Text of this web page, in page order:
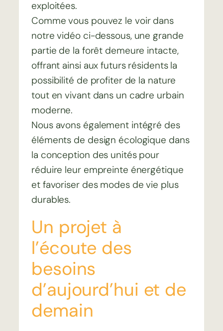
exploitées.
Comme vous pouvez le voir dans
notre vidéo ci-dessous, une grande
partie de la forêt demeure intacte,
offrant ainsi aux futurs résidents la
possibilité de profiter de la nature
tout en vivant dans un cadre urbain
moderne.
Nous avons également intégré des
éléments de design écologique dans
la conception des unités pour
réduire leur empreinte énergétique
et favoriser des modes de vie plus
durables.
Un projet à
l’écoute des
besoins
d’aujourd’hui et de
demain